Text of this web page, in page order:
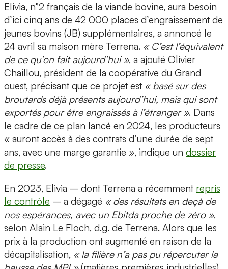
Elivia, n°2 français de la viande bovine, aura besoin
d’ici cinq ans de 42 000 places d’engraissement de
jeunes bovins (JB) supplémentaires, a annoncé le
24 avril sa maison mère Terrena. « C’est l’équivalent
de ce qu’on fait aujourd’hui », a ajouté Olivier
Chaillou, président de la coopérative du Grand
ouest, précisant que ce projet est « basé sur des
broutards déjà présents aujourd’hui, mais qui sont
exportés pour être engraissés à l’étranger ». Dans
le cadre de ce plan lancé en 2024, les producteurs
« auront accès à des contrats d’une durée de sept
ans, avec une marge garantie », indique un dossier
de presse.
En 2023, Elivia – dont Terrena a récemment repris
le contrôle – a dégagé « des résultats en deçà de
nos espérances, avec un Ebitda proche de zéro »,
selon Alain Le Floch, d.g. de Terrena. Alors que les
prix à la production ont augmenté en raison de la
décapitalisation, « la filière n’a pas pu répercuter la